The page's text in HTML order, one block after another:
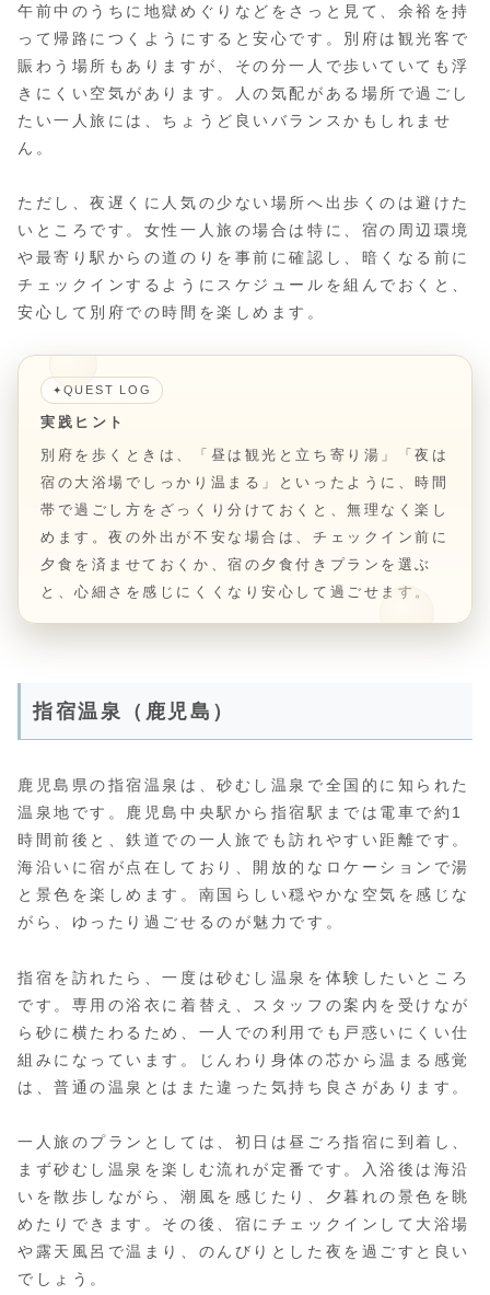
午前中のうちに地獄めぐりなどをさっと見て、余裕を持
って帰路につくようにすると安心です。別府は観光客で
賑わう場所もありますが、その分一人で歩いていても浮
きにくい空気があります。人の気配がある場所で過ごし
たい一人旅には、ちょうど良いバランスかもしれませ
ん。
ただし、夜遅くに人気の少ない場所へ出歩くのは避けた
いところです。女性一人旅の場合は特に、宿の周辺環境
や最寄り駅からの道のりを事前に確認し、暗くなる前に
チェックインするようにスケジュールを組んでおくと、
安心して別府での時間を楽しめます。
✦ QUEST LOG
実践ヒント
別府を歩くときは、「昼は観光と立ち寄り湯」「夜は
宿の大浴場でしっかり温まる」といったように、時間
帯で過ごし方をざっくり分けておくと、無理なく楽し
めます。夜の外出が不安な場合は、チェックイン前に
夕食を済ませておくか、宿の夕食付きプランを選ぶ
と、心細さを感じにくくなり安心して過ごせます。
指宿温泉（鹿児島）
鹿児島県の指宿温泉は、砂むし温泉で全国的に知られた
温泉地です。鹿児島中央駅から指宿駅までは電車で約1
時間前後と、鉄道での一人旅でも訪れやすい距離です。
海沿いに宿が点在しており、開放的なロケーションで湯
と景色を楽しめます。南国らしい穏やかな空気を感じな
がら、ゆったり過ごせるのが魅力です。
指宿を訪れたら、一度は砂むし温泉を体験したいところ
です。専用の浴衣に着替え、スタッフの案内を受けなが
ら砂に横たわるため、一人での利用でも戸惑いにくい仕
組みになっています。じんわり身体の芯から温まる感覚
は、普通の温泉とはまた違った気持ち良さがあります。
一人旅のプランとしては、初日は昼ごろ指宿に到着し、
まず砂むし温泉を楽しむ流れが定番です。入浴後は海沿
いを散歩しながら、潮風を感じたり、夕暮れの景色を眺
めたりできます。その後、宿にチェックインして大浴場
や露天風呂で温まり、のんびりとした夜を過ごすと良い
でしょう。